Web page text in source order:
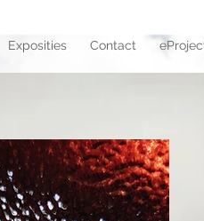
Exposities Contact